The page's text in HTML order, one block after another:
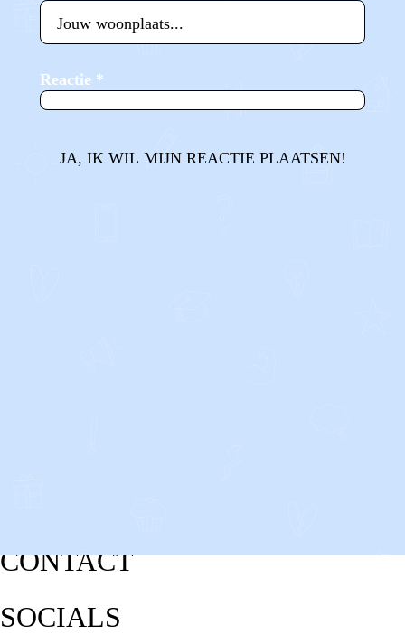
Reactie *
JA, IK WIL MIJN REACTIE PLAATSEN!
CONTACT
SOCIALS